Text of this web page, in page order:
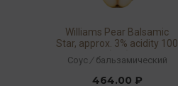
Williams Pear Balsamic
Star, approx. 3% acidity 100
мл (набор:
360411/990755)
Соус / бальзамический
464.00 ₽